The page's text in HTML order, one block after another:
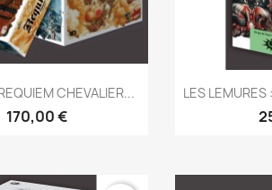
rapide
CHEVALIER...
170,00 €

LES LEMURES